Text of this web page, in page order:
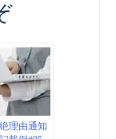
理由通知